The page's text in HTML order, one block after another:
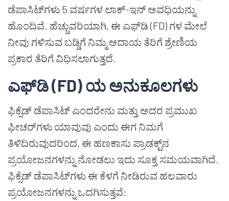
ಡೆಪಾಸಿಟ್‌ಗಳು 5 ವರ್ಷಗಳ ಲಾಕ್-ಇನ್ ಅವಧಿಯನ್ನು
ಹೊಂದಿವೆ. ಹೆಚ್ಚುವರಿಯಾಗಿ, ಈ ಎಫ್‌ಡಿ (FD) ಗಳ ಮೇಲೆ
ನೀವು ಗಳಿಸುವ ಬಡ್ಡಿಗೆ ನಿಮ್ಮ ಆದಾಯ ತೆರಿಗೆ ಶ್ರೇಣಿಯ
ಪ್ರಕಾರ ತೆರಿಗೆ ವಿಧಿಸಲಾಗುತ್ತದೆ.
ಎಫ್‌ಡಿ (FD) ಯ ಅನುಕೂಲಗಳು
ಫಿಕ್ಸೆಡ್ ಡೆಪಾಸಿಟ್ ಎಂದರೇನು ಮತ್ತು ಅದರ ಪ್ರಮುಖ
ಫೀಚರ್‌ಗಳು ಯಾವುವು ಎಂದು ಈಗ ನಿಮಗೆ
ತಿಳಿದಿರುವುದರಿಂದ, ಈ ಹಣಕಾಸು ಪ್ರಾಡಕ್ಟ್‌ನ
ಪ್ರಯೋಜನಗಳನ್ನು ನೋಡಲು ಇದು ಸೂಕ್ತ ಸಮಯವಾಗಿದೆ.
ಫಿಕ್ಸೆಡ್ ಡೆಪಾಸಿಟ್‌ಗಳು ಈ ಕೆಳಗೆ ನೀಡಿರುವ ಹಲವಾರು
ಪ್ರಯೋಜನಗಳನ್ನು ಒದಗಿಸುತ್ತವೆ: